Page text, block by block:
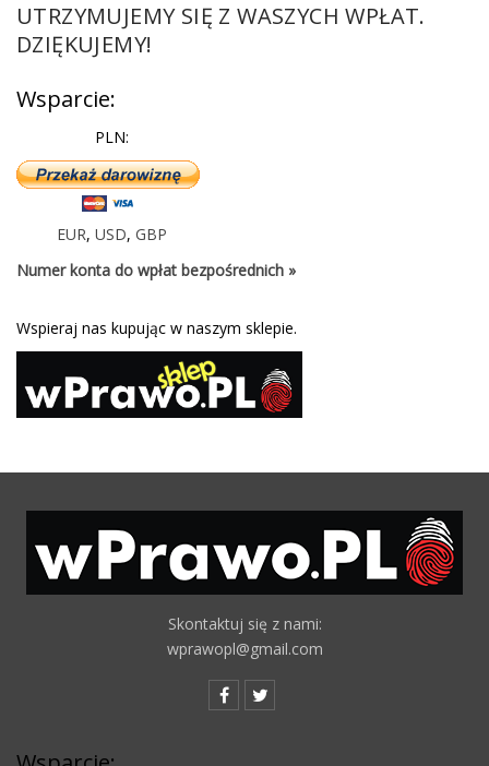
UTRZYMUJEMY SIĘ Z WASZYCH WPŁAT.
DZIĘKUJEMY!
Wsparcie:
PLN:
EUR, USD, GBP
Numer konta do wpłat bezpośrednich »
Wspieraj nas kupując w naszym sklepie.
Skontaktuj się z nami:
wprawopl@gmail.com